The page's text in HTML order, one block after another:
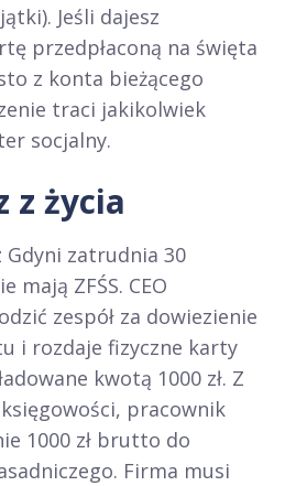
Jeśli dajesz
przedpłaconą na święta
z konta bieżącego
traci jakikolwiek
socjalny.
z życia
Gdyni zatrudnia 30
mają ZFŚS. CEO
zespół za dowiezienie
i rozdaje fizyczne karty
kwotą 1000 zł. Z
pracownik
1000 zł brutto do
Firma musi